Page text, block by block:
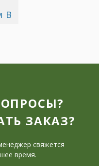
В
ЗАКАЗ?
свяжется
время.